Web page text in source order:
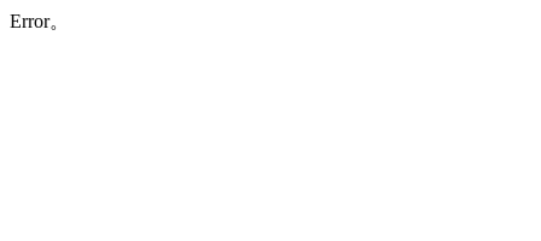
Error。